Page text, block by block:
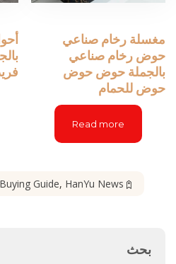
مغسلة رخام صناعي
حوض رخام صناعي
بالجملة حوض حوض
حوض للحمام
Read more
Buying Guide, HanYu News
بحث